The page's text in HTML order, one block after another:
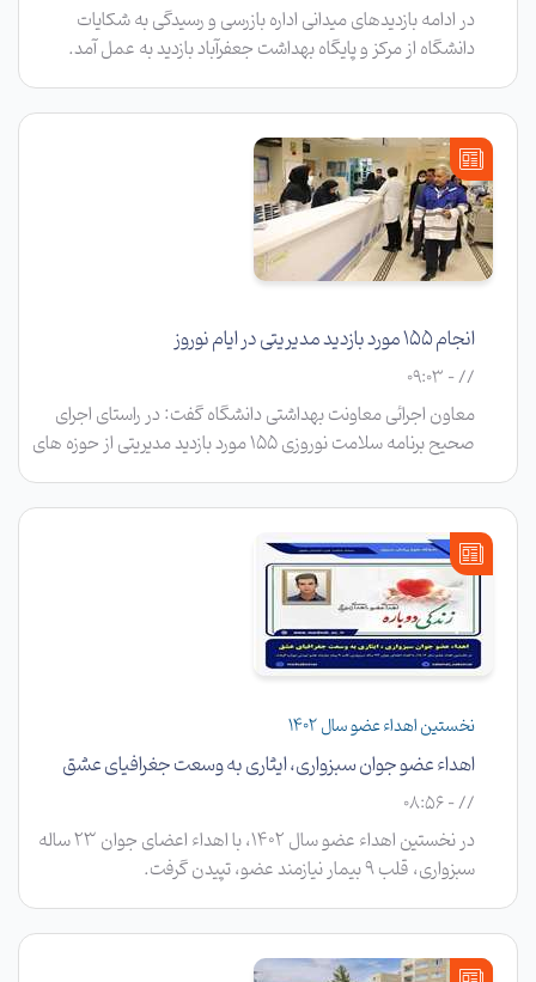
در ادامه بازدیدهای میدانی اداره بازرسی و رسیدگی به شکایات
دانشگاه از مرکز و پایگاه بهداشت جعفرآباد بازدید به عمل آمد.
انجام 155 مورد بازدید مدیریتی در ایام نوروز
// - 09:03
معاون اجرائی معاونت بهداشتی دانشگاه گفت: در راستای اجرای
صحیح برنامه سلامت نوروزی ۱۵۵ مورد بازدید مدیریتی از حوزه های
فعال در ایام نوروز انجام شده است.
نخستین اهداء عضو سال ۱۴۰۲
اهداء عضو جوان سبزواری، ایثاری به وسعت جغرافیای عشق
// - 08:56
در نخستین اهداء عضو سال ۱۴۰۲، با اهداء اعضای جوان ۲۳ ساله
سبزواری، قلب ۹ بیمار نیازمند عضو، تپیدن گرفت.